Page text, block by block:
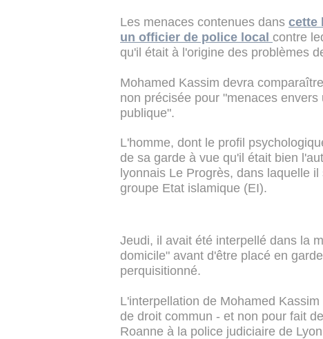
Les menaces contenues dans cette
un officier de police local contre
qu'il était à l'origine des problèmes
Mohamed Kassim devra
non précisée pour "menaces
publique".
L'homme, dont le profil
de sa garde à vue qu'il était bien
lyonnais Le Progrès, dans laquelle
groupe Etat islamique (EI).
Jeudi, il avait été interpellé dans la
domicile" avant d'être placé en
perquisitionné.
L'interpellation de Mohamed
de droit commun - et non pour fait
Roanne à la police judiciaire de